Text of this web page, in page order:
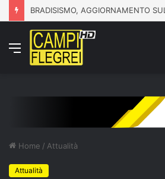
Menu
Home / Attualità
Attualità